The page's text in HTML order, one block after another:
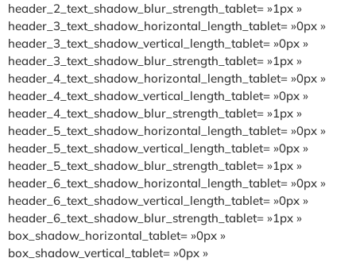
header_2_text_shadow_blur_strength_tablet= »1px »
header_3_text_shadow_horizontal_length_tablet= »0px »
header_3_text_shadow_vertical_length_tablet= »0px »
header_3_text_shadow_blur_strength_tablet= »1px »
header_4_text_shadow_horizontal_length_tablet= »0px »
header_4_text_shadow_vertical_length_tablet= »0px »
header_4_text_shadow_blur_strength_tablet= »1px »
header_5_text_shadow_horizontal_length_tablet= »0px »
header_5_text_shadow_vertical_length_tablet= »0px »
header_5_text_shadow_blur_strength_tablet= »1px »
header_6_text_shadow_horizontal_length_tablet= »0px »
header_6_text_shadow_vertical_length_tablet= »0px »
header_6_text_shadow_blur_strength_tablet= »1px »
box_shadow_horizontal_tablet= »0px »
box_shadow_vertical_tablet= »0px »